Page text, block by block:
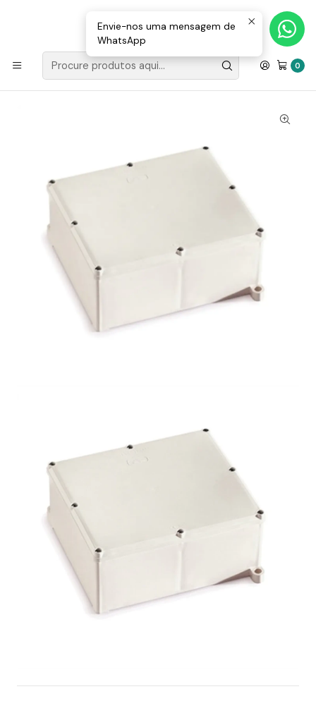
0
Loja Valongo: 220 150 143 (chamada para a rede fixa nacional) «»
E-mail: geral@movenergy.pt
Início
Caixa Estanque Exterior 200x170x80mm
Envie-nos uma mensagem de
WhatsApp